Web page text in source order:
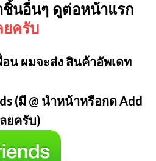
ชิ้นอื่นๆ ดูต่อหน้าแรก
ครับ
อน ผมจะส่ง สินค้าอัพเดท
(มี @ นำหน้าหรือกด Add
ยครับ)